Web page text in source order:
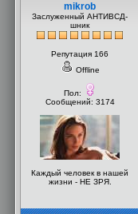
mikrob
Заслуженный АНТИВСД-
шник
Репутация 166
Offline
Пол:
Сообщений: 3174
Каждый человек в нашей
жизни - НЕ ЗРЯ.